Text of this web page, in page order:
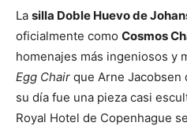
p
r
i
r
e
n
w
t
t
e
r
)
p
r
i
r
e
n
e
o
o
k
r
i
r
t
r
t
La silla Doble Huevo de
oficialmente como Cosmos
homenajes más ingeniosos y
Egg Chair que Arne Jacobsen
su díа fue una pieza casi
Royal Hotel de Copenhague